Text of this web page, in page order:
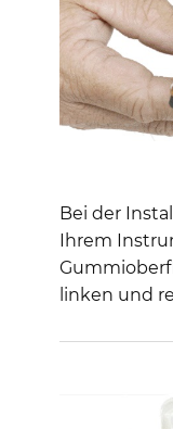
Bei der
Ihrem
linken und